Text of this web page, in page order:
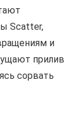
Scatter,
и
прилив
сорвать